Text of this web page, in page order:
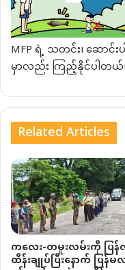
MFP ရဲ့ သတင်း၊ ဆေ
မှာလည်း ကြည့်နိုင်ပါတယ်
Related Articles
ကလေး-တမူးလမ်းကို ပြ
ထိန်းချုပ်ပြီးနောက် ပြန်